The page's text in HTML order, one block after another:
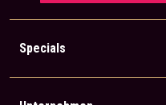
Specials